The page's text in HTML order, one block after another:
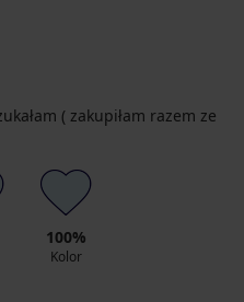
( zakupiłam razem ze
100%
Kolor